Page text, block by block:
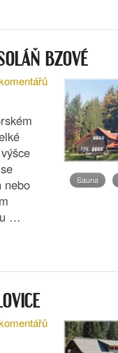
BZOVÉ
Sauna
nebo
…